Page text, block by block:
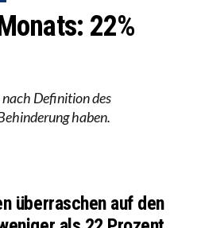
22%
Definition des
haben.
überraschen auf den